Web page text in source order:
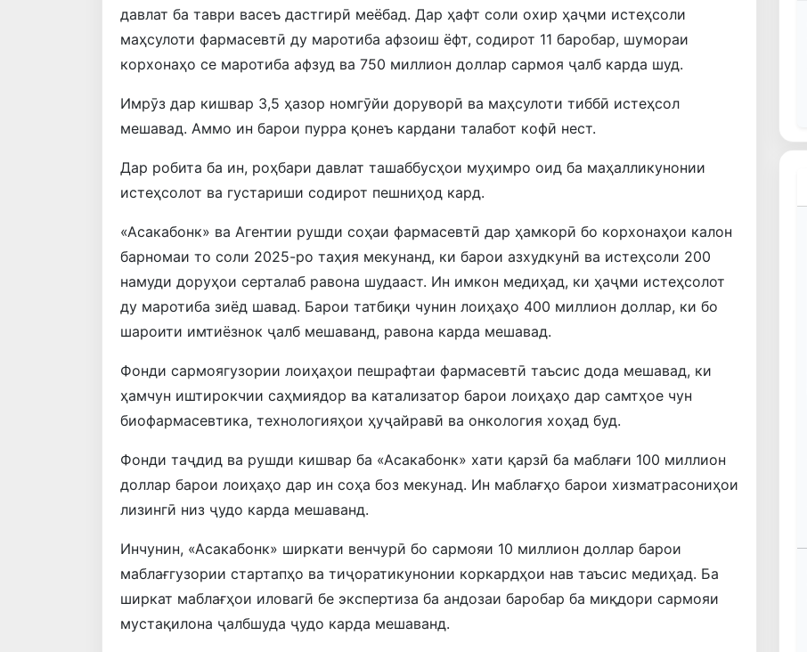
давлат ба таври васеъ дастгирӣ меёбад. Дар ҳафт соли охир ҳаҷми истеҳсоли
маҳсулоти фармасевтӣ ду маротиба афзоиш ёфт, содирот 11 баробар, шумораи
корхонаҳо се маротиба афзуд ва 750 миллион доллар сармоя ҷалб карда шуд.
Имрӯз дар кишвар 3,5 ҳазор номгӯйи доруворӣ ва маҳсулоти тиббӣ истеҳсол
мешавад. Аммо ин барои пурра қонеъ кардани талабот кофӣ нест.
Дар робита ба ин, роҳбари давлат ташаббусҳои муҳимро оид ба маҳалликунонии
истеҳсолот ва густариши содирот пешниҳод кард.
«Асакабонк» ва Агентии рушди соҳаи фармасевтӣ дар ҳамкорӣ бо корхонаҳои калон
барномаи то соли 2025-ро таҳия мекунанд, ки барои азхудкунӣ ва истеҳсоли 200
намуди доруҳои серталаб равона шудааст. Ин имкон медиҳад, ки ҳаҷми истеҳсолот
ду маротиба зиёд шавад. Барои татбиқи чунин лоиҳаҳо 400 миллион доллар, ки бо
шароити имтиёзнок ҷалб мешаванд, равона карда мешавад.
Фонди сармоягузории лоиҳаҳои пешрафтаи фармасевтӣ таъсис дода мешавад, ки
ҳамчун иштирокчии саҳмиядор ва катализатор барои лоиҳаҳо дар самтҳое чун
биофармасевтика, технологияҳои ҳуҷайравӣ ва онкология хоҳад буд.
Фонди таҷдид ва рушди кишвар ба «Асакабонк» хати қарзӣ ба маблағи 100 миллион
доллар барои лоиҳаҳо дар ин соҳа боз мекунад. Ин маблағҳо барои хизматрасониҳои
лизингӣ низ ҷудо карда мешаванд.
Инчунин, «Асакабонк» ширкати венчурӣ бо сармояи 10 миллион доллар барои
маблағгузории стартапҳо ва тиҷоратикунонии коркардҳои нав таъсис медиҳад. Ба
ширкат маблағҳои иловагӣ бе экспертиза ба андозаи баробар ба миқдори сармояи
мустақилона ҷалбшуда ҷудо карда мешаванд.